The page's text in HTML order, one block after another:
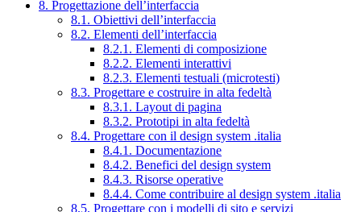
8. Progettazione dell’interfaccia
8.1. Obiettivi dell’interfaccia
8.2. Elementi dell’interfaccia
8.2.1. Elementi di composizione
8.2.2. Elementi interattivi
8.2.3. Elementi testuali (microtesti)
8.3. Progettare e costruire in alta fedeltà
8.3.1. Layout di pagina
8.3.2. Prototipi in alta fedeltà
8.4. Progettare con il design system .italia
8.4.1. Documentazione
8.4.2. Benefici del design system
8.4.3. Risorse operative
8.4.4. Come contribuire al design system .italia
8.5. Progettare con i modelli di sito e servizi